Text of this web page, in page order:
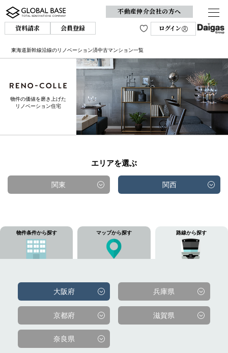
不動産仲介会社の方へ
資料請求
会員登録 ログイン
東海道新幹線沿線のリノベーション済中古マンション一覧
物件の価値を磨き上げた
リノベーション住宅
エリアを選ぶ
関東 関西
物件条件から探す マップから探す 路線から探す
大阪府 兵庫県
京都府 滋賀県
奈良県